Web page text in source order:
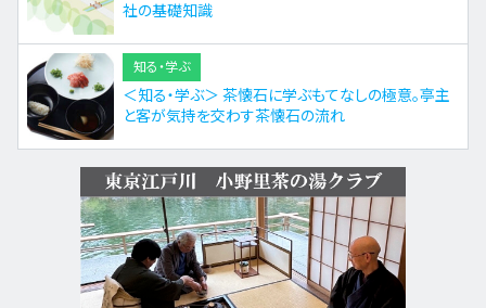
社の基礎知識
知る・学ぶ
＜知る・学ぶ＞ 茶懐石に学ぶもてなしの極意。亭主
と客が気持を交わす茶懐石の流れ